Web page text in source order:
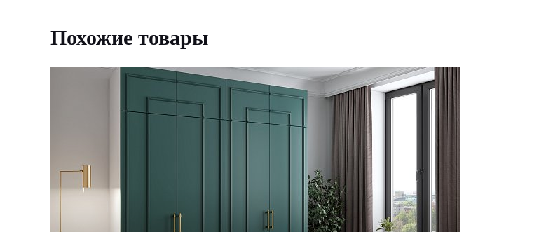
Похожие товары